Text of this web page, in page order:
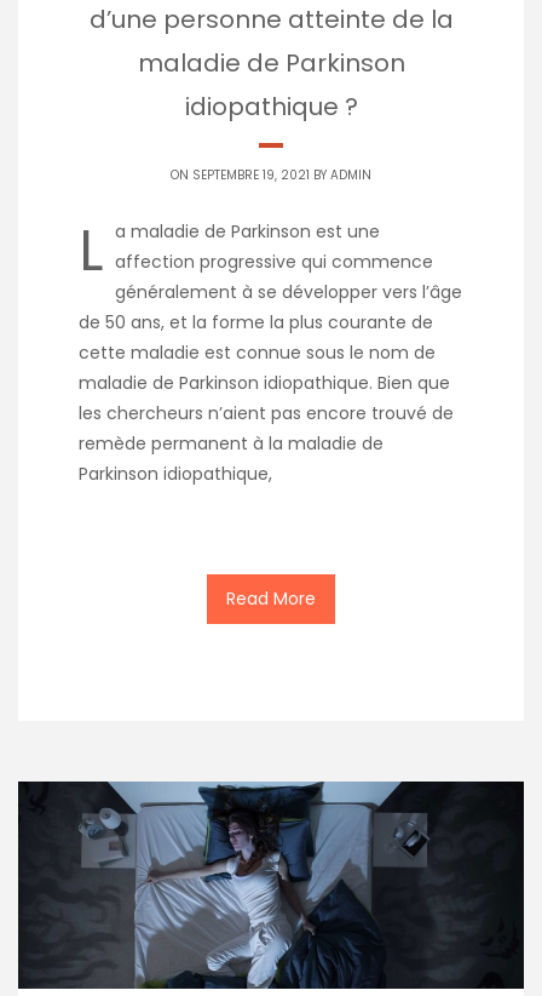
d’une personne atteinte de la
maladie de Parkinson
idiopathique ?
ON SEPTEMBRE 19, 2021 BY ADMIN
L a maladie de Parkinson est une
affection progressive qui commence
généralement à se développer vers l’âge
de 50 ans, et la forme la plus courante de
cette maladie est connue sous le nom de
maladie de Parkinson idiopathique. Bien que
les chercheurs n’aient pas encore trouvé de
remède permanent à la maladie de
Parkinson idiopathique,
Read More